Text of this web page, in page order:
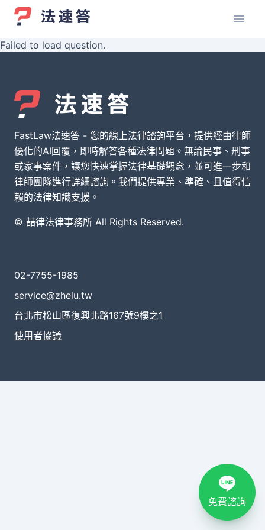
Failed to load question.
FastLaw法速答 - 您的線上法律諮詢平台，提供經由律師
優化的AI回覆，即時解答各種法律問題。無論民事、刑事
或家事案件，讓您快速掌握法律基礎觀念，並可進一步和
律師團隊進行詳細諮詢。我們提供專業、準確、且值得信
賴的法律知識支援。
© 喆律法律事務所 All Rights Reserved.
02-7755-1985
service@zhelu.tw
台北市松山區復興北路167號9樓之1
使用者協議
免費諮詢